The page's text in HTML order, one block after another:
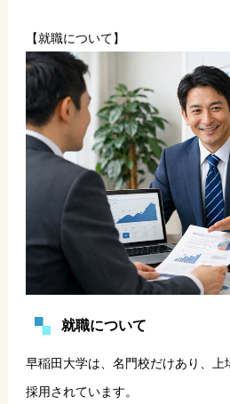
【就職について】
就職について
早稲田大学は、名門校だけあり、上
採用されています。